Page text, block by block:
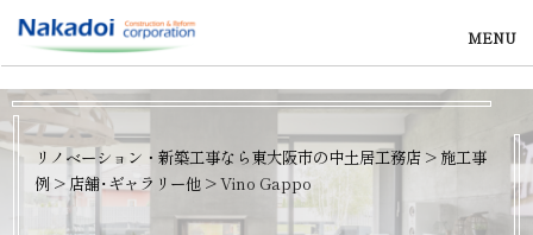
MENU
リノベーション・新築工事なら東大阪市の中土居工務店 > 施工事
例 >店舗･ギャラリー他 >Vino Gappo